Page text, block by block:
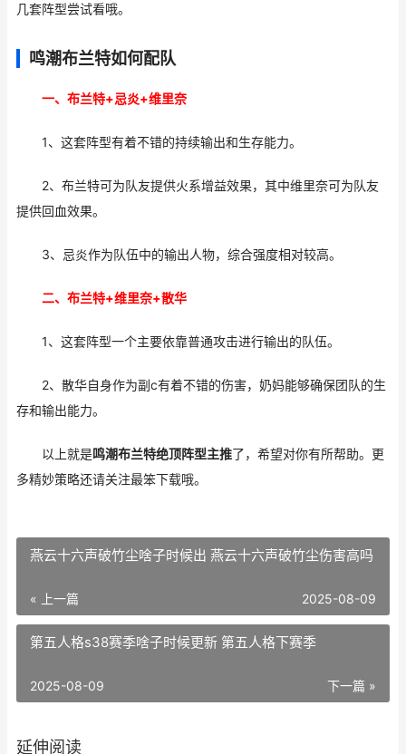
几套阵型尝试看哦。
鸣潮布兰特如何配队
一、布兰特+忌炎+维里奈
1、这套阵型有着不错的持续输出和生存能力。
2、布兰特可为队友提供火系增益效果，其中维里奈可为队友
提供回血效果。
3、忌炎作为队伍中的输出人物，综合强度相对较高。
二、布兰特+维里奈+散华
1、这套阵型一个主要依靠普通攻击进行输出的队伍。
2、散华自身作为副c有着不错的伤害，奶妈能够确保团队的生
存和输出能力。
以上就是鸣潮布兰特绝顶阵型主推了，希望对你有所帮助。更
多精妙策略还请关注最笨下载哦。
燕云十六声破竹尘啥子时候出 燕云十六声破竹尘伤害高吗
« 上一篇 2025-08-09
第五人格s38赛季啥子时候更新 第五人格下赛季
下一篇 »
2025-08-09
延伸阅读